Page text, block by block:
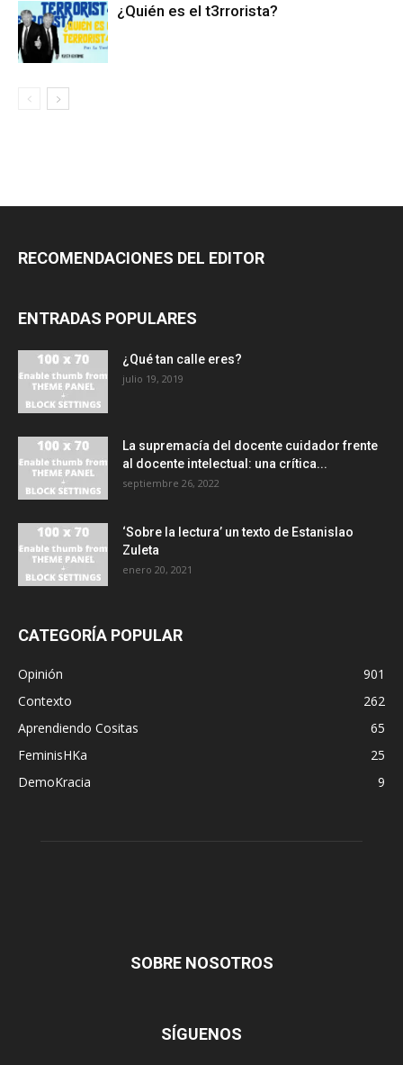
¿Quién es el t3rrorista?
RECOMENDACIONES DEL EDITOR
ENTRADAS POPULARES
¿Qué tan calle eres?
julio 19, 2019
La supremacía del docente cuidador frente
al docente intelectual: una crítica...
septiembre 26, 2022
‘Sobre la lectura’ un texto de Estanislao
Zuleta
enero 20, 2021
CATEGORÍA POPULAR
Opinión
901
Contexto
262
Aprendiendo Cositas
65
FeminisHKa
25
DemoKracia
9
SOBRE NOSOTROS
SÍGUENOS